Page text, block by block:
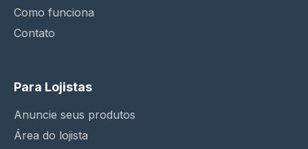
Como funciona
Contato
Para Lojistas
Anuncie seus produtos
Área do lojista